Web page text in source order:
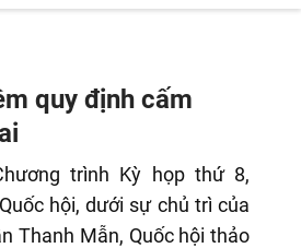
quy định cấm
trình Kỳ họp thứ 8,
hội, dưới sự chủ trì của
Thanh Mẫn, Quốc hội thảo